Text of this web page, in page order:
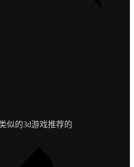
似的3d游戏推荐的